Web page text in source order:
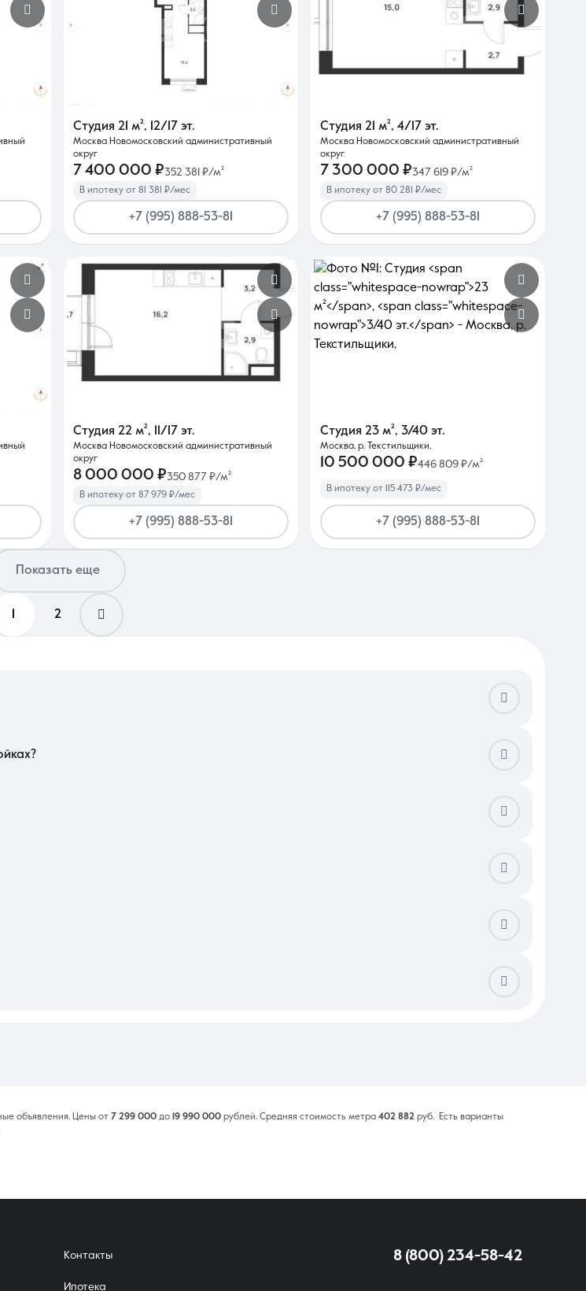
Студия 21 м², 12/17 эт.
Москва Новомосковский административный
округ
7 400 000 ₽352 381 ₽/м²
В ипотеку от 81 381 ₽/мес
+7 (995) 888-53-81
Студия 21 м², 4/17 эт.
Москва Новомосковский административный
округ
7 300 000 ₽347 619 ₽/м²
В ипотеку от 80 281 ₽/мес
+7 (995) 888-53-81
Студия 22 м², 11/17 эт.
Москва Новомосковский административный
округ
8 000 000 ₽350 877 ₽/м²
В ипотеку от 87 979 ₽/мес
+7 (995) 888-53-81
Студия 23 м², 3/40 эт.
Москва, р. Текстильщики,
10 500 000 ₽446 809 ₽/м²
В ипотеку от 115 473 ₽/мес
+7 (995) 888-53-81
Показать еще
1 2
объявления. Цены от 7 299 000 до 19 990 000 рублей. Средняя стоимость метра 402 882 руб. Есть варианты
Контакты
Ипотека
8 (800) 234-58-42